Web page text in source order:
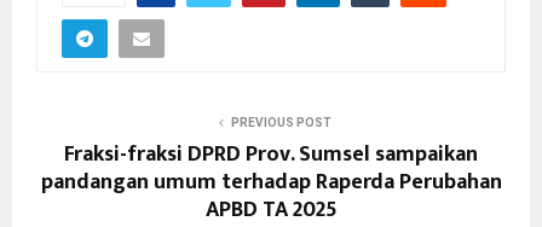
PREVIOUS POST
Fraksi-fraksi DPRD Prov. Sumsel sampaikan
pandangan umum terhadap Raperda Perubahan
APBD TA 2025